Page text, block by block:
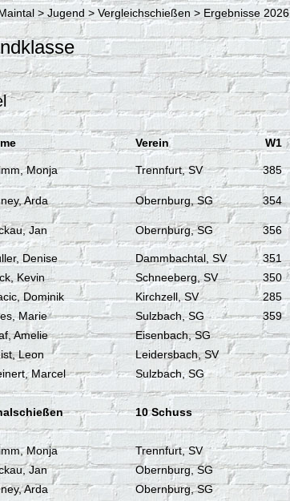
> Jugend > Vergleichschießen > Ergebnisse 2026
Verein W1
Monja Trennfurt, SV 385
Arda Obernburg, SG 354
Jan Obernburg, SG 356
Denise Dammbachtal, SV 351
Kevin Schneeberg, SV 350
Dominik Kirchzell, SV 285
Marie Sulzbach, SG 359
Amelie Eisenbach, SG
Leon Leidersbach, SV
Marcel Sulzbach, SG
10 Schuss
Monja Trennfurt, SV
Jan Obernburg, SG
Arda Obernburg, SG